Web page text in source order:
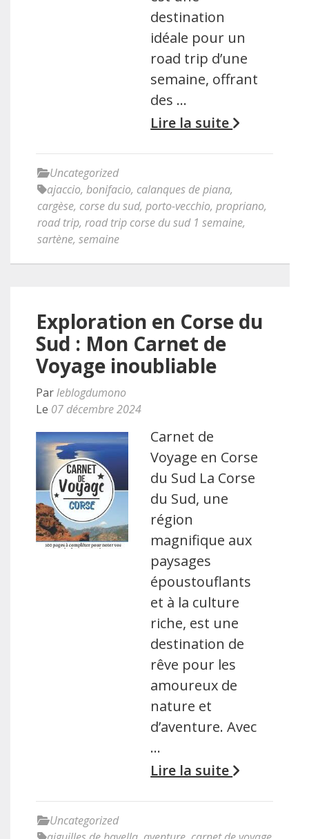
destination
idéale pour un
road trip d’une
semaine, offrant
des …
Lire la suite
Uncategorized
ajaccio, bonifacio, calanques de piana,
cargèse, corse du sud, porto-vecchio, propriano,
road trip, road trip corse du sud 1 semaine,
sartène, semaine
Exploration en Corse du
Sud : Mon Carnet de
Voyage inoubliable
Parleblogdumono
Le 07 décembre 2024
Carnet de
Voyage en Corse
du Sud La Corse
du Sud, une
région
magnifique aux
paysages
époustouflants
et à la culture
riche, est une
destination de
rêve pour les
amoureux de
nature et
d’aventure. Avec
…
Lire la suite
Uncategorized